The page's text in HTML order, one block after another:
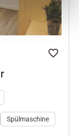
Spülmaschine